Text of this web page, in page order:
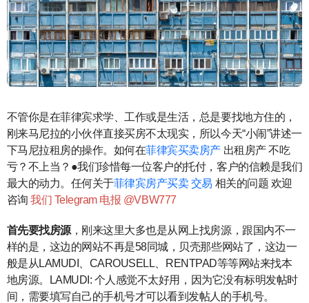
不管你是在菲律宾求学、工作或是生活，总是要找地方住的，
刚来马尼拉的小伙伴直接买房不太现实，所以今天“小闹”讲述一
下马尼拉租房的操作。如何在菲律宾买卖房产 出租房产 不吃
亏？不上当？●我们珍惜每一位客户的托付，客户的信赖是我们
最大的动力。任何关于菲律宾房产买卖 交易 相关的问题 欢迎
咨询我们 Telegram 电报 @VBW777
首先要找房源，刚来这里大多也是从网上找房源，跟国内不一
样的是，这边的网站不再是58同城，贝壳那些网站了，这边一
般是从LAMUDI、CAROUSELL、RENTPAD等等网站来找本
地房源。LAMUDI: 个人感觉不太好用，因为它没有标明发帖时
间，需要填写自己的手机号才可以看到发帖人的手机号。